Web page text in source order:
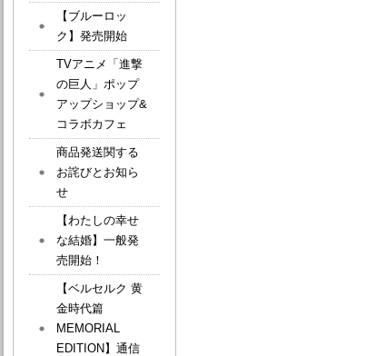
【ブルーロッ
ク】発売開始
TVアニメ「進撃
の巨人」ポップ
アップショップ&
コラボカフェ
商品発送関する
お詫びとお知ら
せ
【わたしの幸せ
な結婚】一般発
売開始！
【ベルセルク 黄
金時代篇
MEMORIAL
EDITION】通信